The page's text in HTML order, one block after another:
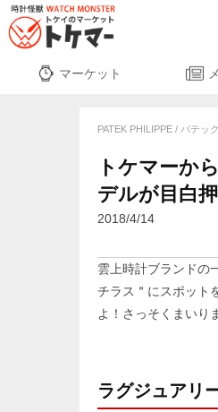
マーケット
PATEK PHILIPPE / パテッ
トケマーか
デルが目白押
2018/4/14
雲上時計ブランドの
チラス＂にスポット
よ！さっそくまいり
ラグジュアリ